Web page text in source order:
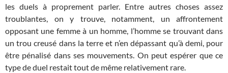
les duels à proprement parler. Entre autres choses assez
troublantes, on y trouve, notamment, un affrontement
opposant une femme à un homme, l’homme se trouvant dans
un trou creusé dans la terre et n’en dépassant qu’à demi, pour
être pénalisé dans ses mouvements. On peut espérer que ce
type de duel restait tout de même relativement rare.